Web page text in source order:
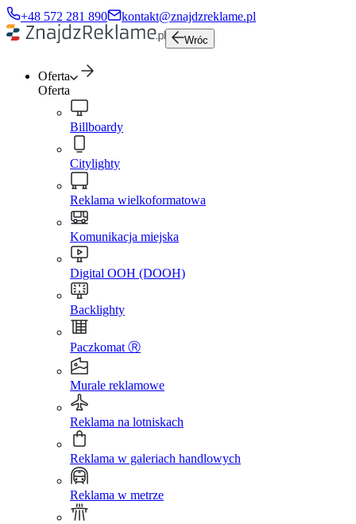
+48 572 281 890 kontakt@znajdzreklame.pl
Wróc
Oferta
Oferta
Billboardy
Citylighty
Reklama wielkoformatowa
Komunikacja miejska
Digital OOH (DOOH)
Backlighty
Paczkomat Ⓡ
Murale reklamowe
Reklama na lotniskach
Reklama w galeriach handlowych
Reklama w metrze